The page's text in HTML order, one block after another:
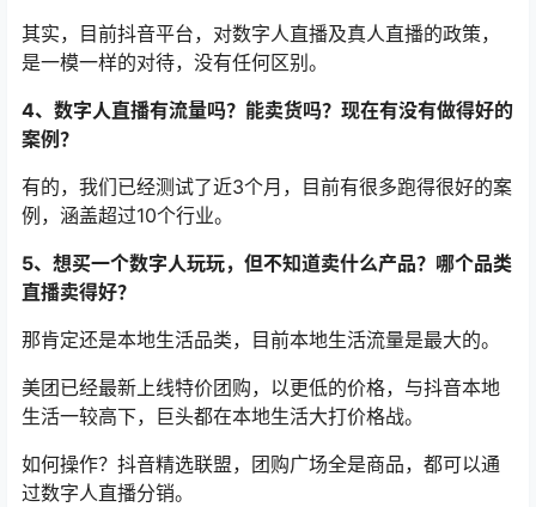
其实，目前抖音平台，对数字人直播及真人直播的政策，
是一模一样的对待，没有任何区别。
4、数字人直播有流量吗？能卖货吗？现在有没有做得好的
案例？
有的，我们已经测试了近3个月，目前有很多跑得很好的案
例，涵盖超过10个行业。
5、想买一个数字人玩玩，但不知道卖什么产品？哪个品类
直播卖得好？
那肯定还是本地生活品类，目前本地生活流量是最大的。
美团已经最新上线特价团购，以更低的价格，与抖音本地
生活一较高下，巨头都在本地生活大打价格战。
如何操作？抖音精选联盟，团购广场全是商品，都可以通
过数字人直播分销。